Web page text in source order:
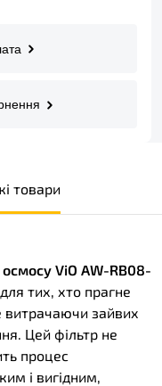
товари
ViO AW-RB08-
тих, хто прагне
витрачаючи зайвих
Цей фільтр не
процес
і вигідним,